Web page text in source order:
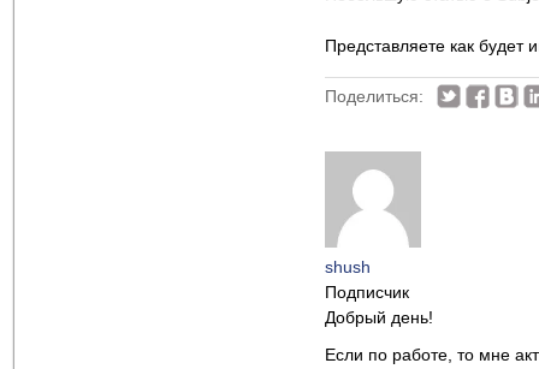
Представляете как будет
Поделиться:
shush
Подписчик
Добрый день!
Если по работе, то мне